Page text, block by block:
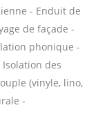
- Enduit de
de façade -
phonique -
des
(vinyle, lino,
-